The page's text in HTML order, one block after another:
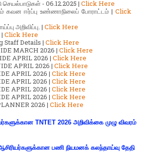
செயல்பாடுகள் - 06.12.2025 | Click Here
கவன ஈர்ப்பு உண்ணாநிலைப் போராட்டம் | Click
அறிவிப்பு. | Click Here
Click Here
Staff Details | Click Here
MARCH 2026 | Click Here
APRIL 2026 | Click Here
APRIL 2026 | Click Here
APRIL 2026 | Click Here
APRIL 2026 | Click Here
APRIL 2026 | Click Here
APRIL 2026 | Click Here
2026 | Click Here
TNTET 2026 அறிவிக்கை முழு விவரம்
பணி நியமனக் கலந்தாய்வு தேதி